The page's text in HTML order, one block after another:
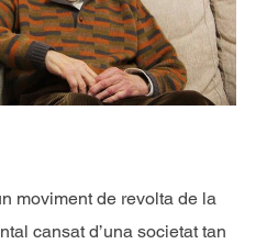
moviment de revolta de la
cansat d’una societat tan